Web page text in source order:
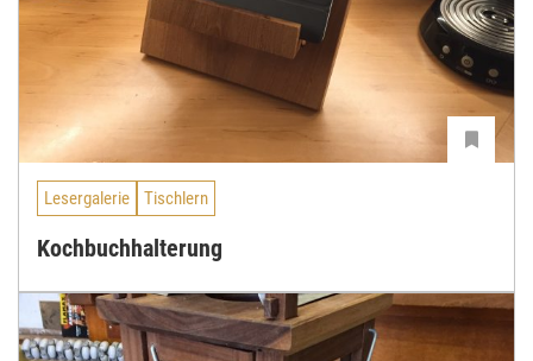
Lesergalerie Tischlern
Kochbuchhalterung